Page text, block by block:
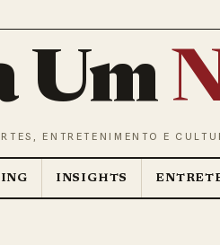
Um
ENTRETENIMENTO E
INSIGHTS